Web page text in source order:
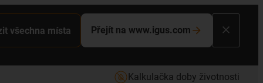
všechna místa Přejít na www.igus.com
Kalkulačka doby životnosti